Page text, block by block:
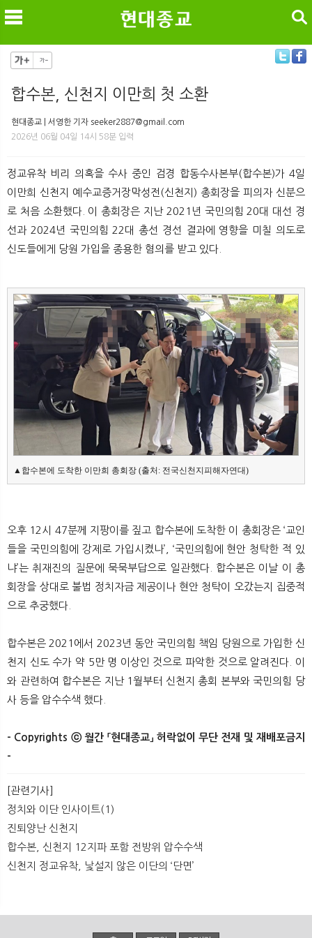
뉴 색
검색
합수본, 신천지 이만희 첫 소환
현대종교 | 서영한 기자 seeker2887@gmail.com
2026년 06월 04일 14시 58분 입력
정교유착 비리 의혹을 수사 중인 검경 합동수사본부(합수본)가 4일
이만희 신천지 예수교증거장막성전(신천지) 총회장을 피의자 신분으
로 처음 소환했다. 이 총회장은 지난 2021년 국민의힘 20대 대선 경
선과 2024년 국민의힘 22대 총선 경선 결과에 영향을 미칠 의도로
신도들에게 당원 가입을 종용한 혐의를 받고 있다.
▲합수본에 도착한 이만희 총회장 (출처: 전국신천지피해자연대)
오후 12시 47분께 지팡이를 짚고 합수본에 도착한 이 총회장은 ‘교인
들을 국민의힘에 강제로 가입시켰나’, ‘국민의힘에 현안 청탁한 적 있
냐’는 취재진의 질문에 묵묵부답으로 일관했다. 합수본은 이날 이 총
회장을 상대로 불법 정치자금 제공이나 현안 청탁이 오갔는지 집중적
으로 추궁했다.
합수본은 2021에서 2023년 동안 국민의힘 책임 당원으로 가입한 신
천지 신도 수가 약 5만 명 이상인 것으로 파악한 것으로 알려진다. 이
와 관련하여 합수본은 지난 1월부터 신천지 총회 본부와 국민의힘 당
사 등을 압수수색 했다. ​
- Copyrights ⓒ 월간 「현대종교」 허락없이 무단 전재 및 재배포금지
-​ ​
[관련기사]
정치와 이단 인사이트(1)
진퇴양난 신천지
합수본, 신천지 12지파 포함 전방위 압수수색
신천지 정교유착, 낯설지 않은 이단의 ‘단면’